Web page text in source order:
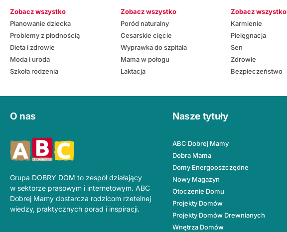
Zobacz wszystko
Planowanie dziecka
Problemy z płodnością
Dieta i zdrowie
Moda i uroda
Szkoła rodzenia
Zobacz wszystko
Poród naturalny
Cesarskie cięcie
Wyprawka do szpitala
Mama w połogu
Laktacja
Zobacz wszystko
Karmienie
Pielęgnacja
Sen
Zdrowie
Bezpieczeństwo
O nas
Grupa DOBRY DOM to zespół działający
w sektorze prasowym i internetowym. ABC
Dobrej Mamy dostarcza rodzicom rzetelnej
wiedzy, praktycznych porad i inspiracji.
Nasze tytuły
ABC Dobrej Mamy
Dobra Mama
Domy Energooszczędne
Nowy Magazyn
Otoczenie Domu
Projekty Domów
Projekty Domów Drewnianych
Wnętrza Domów